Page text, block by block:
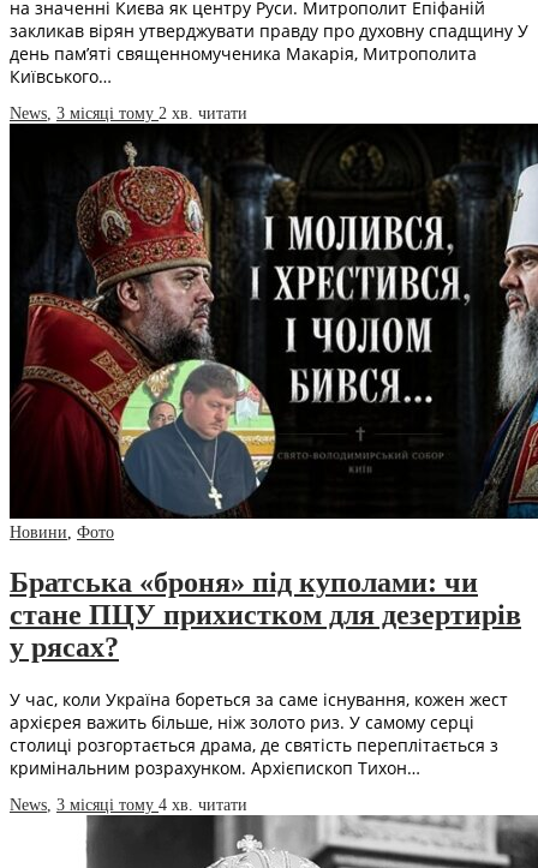
на значенні Києва як центру Руси. Митрополит Епіфаній
закликав вірян утверджувати правду про духовну спадщину У
день пам’яті священномученика Макарія, Митрополита
Київського…
News 3 місяці тому 2 хв. читати
Новини Фото
Братська «броня» під куполами: чи
стане ПЦУ прихистком для дезертирів
у рясах?
У час, коли Україна бореться за саме існування, кожен жест
архієрея важить більше, ніж золото риз. У самому серці
столиці розгортається драма, де святість переплітається з
кримінальним розрахунком. Архієпископ Тихон…
News 3 місяці тому 4 хв. читати